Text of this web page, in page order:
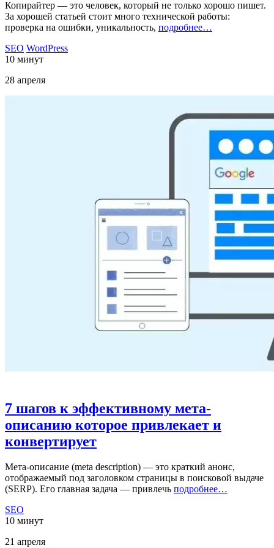
Копирайтер — это человек, который не только хорошо пишет.
За хорошей статьей стоит много технической работы:
проверка на ошибки, уникальность, подробнее…
SEO WordPress
10 минут
28 апреля
7 шагов к эффективному мета-
описанию которое привлекает и
конвертирует
Мета-описание (meta description) — это краткий анонс,
отображаемый под заголовком страницы в поисковой выдаче
(SERP). Его главная задача — привлечь подробнее…
SEO
10 минут
21 апреля